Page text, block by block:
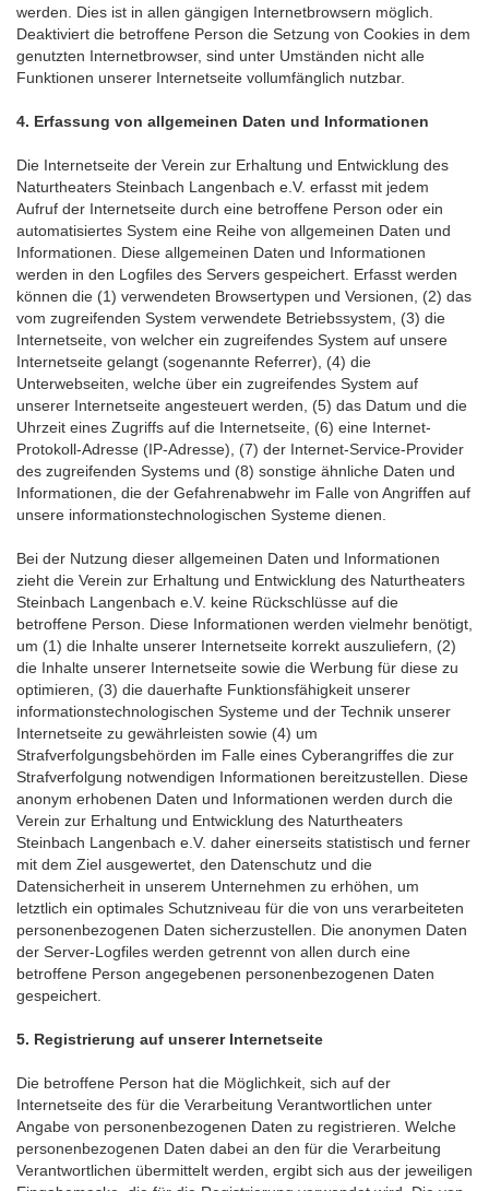
werden. Dies ist in allen gängigen Internetbrowsern möglich.
Deaktiviert die betroffene Person die Setzung von Cookies in dem
genutzten Internetbrowser, sind unter Umständen nicht alle
Funktionen unserer Internetseite vollumfänglich nutzbar.
4. Erfassung von allgemeinen Daten und Informationen
Die Internetseite der Verein zur Erhaltung und Entwicklung des
Naturtheaters Steinbach Langenbach e.V. erfasst mit jedem
Aufruf der Internetseite durch eine betroffene Person oder ein
automatisiertes System eine Reihe von allgemeinen Daten und
Informationen. Diese allgemeinen Daten und Informationen
werden in den Logfiles des Servers gespeichert. Erfasst werden
können die (1) verwendeten Browsertypen und Versionen, (2) das
vom zugreifenden System verwendete Betriebssystem, (3) die
Internetseite, von welcher ein zugreifendes System auf unsere
Internetseite gelangt (sogenannte Referrer), (4) die
Unterwebseiten, welche über ein zugreifendes System auf
unserer Internetseite angesteuert werden, (5) das Datum und die
Uhrzeit eines Zugriffs auf die Internetseite, (6) eine Internet-
Protokoll-Adresse (IP-Adresse), (7) der Internet-Service-Provider
des zugreifenden Systems und (8) sonstige ähnliche Daten und
Informationen, die der Gefahrenabwehr im Falle von Angriffen auf
unsere informationstechnologischen Systeme dienen.
Bei der Nutzung dieser allgemeinen Daten und Informationen
zieht die Verein zur Erhaltung und Entwicklung des Naturtheaters
Steinbach Langenbach e.V. keine Rückschlüsse auf die
betroffene Person. Diese Informationen werden vielmehr benötigt,
um (1) die Inhalte unserer Internetseite korrekt auszuliefern, (2)
die Inhalte unserer Internetseite sowie die Werbung für diese zu
optimieren, (3) die dauerhafte Funktionsfähigkeit unserer
informationstechnologischen Systeme und der Technik unserer
Internetseite zu gewährleisten sowie (4) um
Strafverfolgungsbehörden im Falle eines Cyberangriffes die zur
Strafverfolgung notwendigen Informationen bereitzustellen. Diese
anonym erhobenen Daten und Informationen werden durch die
Verein zur Erhaltung und Entwicklung des Naturtheaters
Steinbach Langenbach e.V. daher einerseits statistisch und ferner
mit dem Ziel ausgewertet, den Datenschutz und die
Datensicherheit in unserem Unternehmen zu erhöhen, um
letztlich ein optimales Schutzniveau für die von uns verarbeiteten
personenbezogenen Daten sicherzustellen. Die anonymen Daten
der Server-Logfiles werden getrennt von allen durch eine
betroffene Person angegebenen personenbezogenen Daten
gespeichert.
5. Registrierung auf unserer Internetseite
Die betroffene Person hat die Möglichkeit, sich auf der
Internetseite des für die Verarbeitung Verantwortlichen unter
Angabe von personenbezogenen Daten zu registrieren. Welche
personenbezogenen Daten dabei an den für die Verarbeitung
Verantwortlichen übermittelt werden, ergibt sich aus der jeweiligen